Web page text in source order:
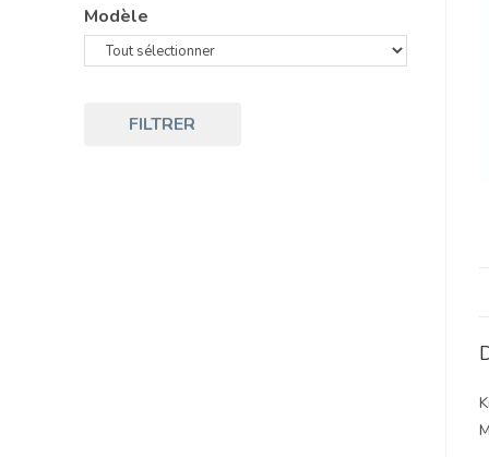
Modèle
FILTRER